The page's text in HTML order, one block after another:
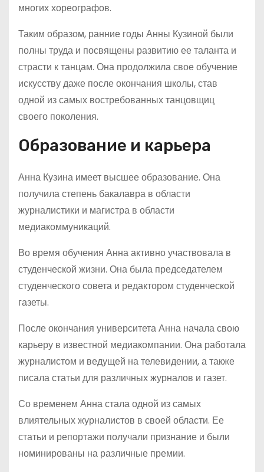
многих хореографов.
Таким образом, ранние годы Анны Кузиной были
полны труда и посвящены развитию ее таланта и
страсти к танцам. Она продолжила свое обучение
искусству даже после окончания школы, став
одной из самых востребованных танцовщиц
своего поколения.
Образование и карьера
Анна Кузина имеет высшее образование. Она
получила степень бакалавра в области
журналистики и магистра в области
медиакоммуникаций.
Во время обучения Анна активно участвовала в
студенческой жизни. Она была председателем
студенческого совета и редактором студенческой
газеты.
После окончания университета Анна начала свою
карьеру в известной медиакомпании. Она работала
журналистом и ведущей на телевидении, а также
писала статьи для различных журналов и газет.
Со временем Анна стала одной из самых
влиятельных журналистов в своей области. Ее
статьи и репортажи получали признание и были
номинированы на различные премии.